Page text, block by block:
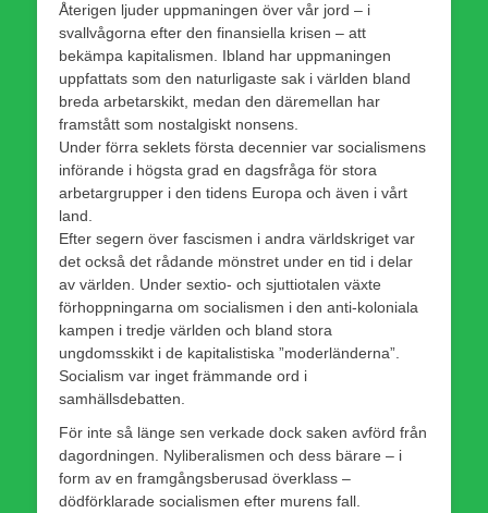
Återigen ljuder uppmaningen över vår jord – i
svallvågorna efter den finansiella krisen – att
bekämpa kapitalismen. Ibland har uppmaningen
uppfattats som den naturligaste sak i världen bland
breda arbetarskikt, medan den däremellan har
framstått som nostalgiskt nonsens.
Under förra seklets första decennier var socialismens
införande i högsta grad en dagsfråga för stora
arbetargrupper i den tidens Europa och även i vårt
land.
Efter segern över fascismen i andra världskriget var
det också det rådande mönstret under en tid i delar
av världen. Under sextio- och sjuttiotalen växte
förhoppningarna om socialismen i den anti-koloniala
kampen i tredje världen och bland stora
ungdomsskikt i de kapitalistiska ”moderländerna”.
Socialism var inget främmande ord i
samhällsdebatten.
För inte så länge sen verkade dock saken avförd från
dagordningen. Nyliberalismen och dess bärare – i
form av en framgångsberusad överklass –
dödförklarade socialismen efter murens fall.